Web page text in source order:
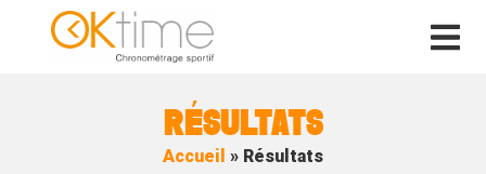
RÉSULTATS
Accueil » Résultats